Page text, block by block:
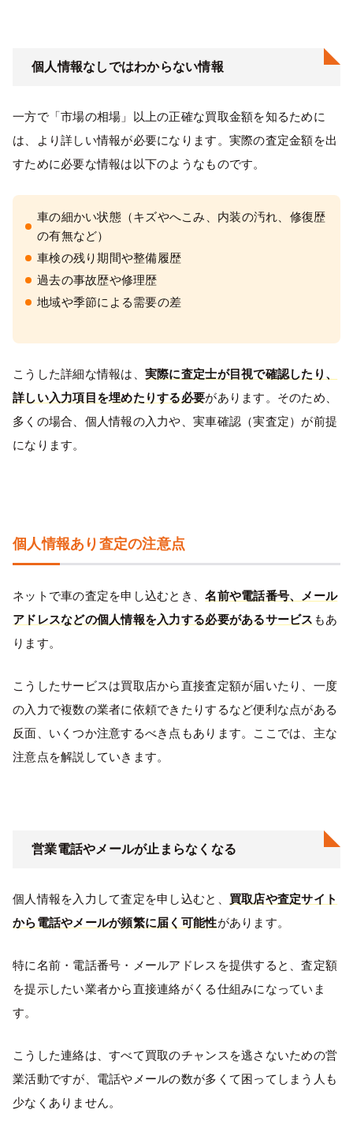
個人情報なしではわからない情報
一方で「市場の相場」以上の正確な買取金額を知るために
は、より詳しい情報が必要になります。実際の査定金額を出
すために必要な情報は以下のようなものです。
車の細かい状態（キズやへこみ、内装の汚れ、修復歴
の有無など）
車検の残り期間や整備履歴
過去の事故歴や修理歴
地域や季節による需要の差
こうした詳細な情報は、 実際に査定士が目視で確認したり、
詳しい入力項目を埋めたりする必要があります。そのため、
多くの場合、個人情報の入力や、実車確認（実査定）が前提
になります。
個人情報あり査定の注意点
ネットで車の査定を申し込むとき、名前や電話番号、メール
アドレスなどの個人情報を入力する必要があるサービス もあ
ります。
こうしたサービスは買取店から直接査定額が届いたり、一度
の入力で複数の業者に依頼できたりするなど便利な点がある
反面、いくつか注意するべき点もあります。ここでは、主な
注意点を解説していきます。
営業電話やメールが止まらなくなる
個人情報を入力して査定を申し込むと、 買取店や査定サイト
から電話やメールが頻繁に届く可能性があります。
特に名前・電話番号・メールアドレスを提供すると、査定額
を提示したい業者から直接連絡がくる仕組みになっていま
す。
こうした連絡は、すべて買取のチャンスを逃さないための営
業活動ですが、電話やメールの数が多くて困ってしまう人も
少なくありません。